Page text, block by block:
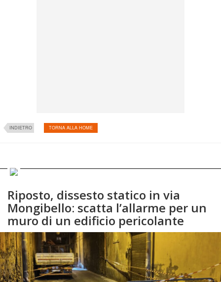
INDIETRO TORNA ALLA HOME
Riposto, dissesto statico in via
Mongibello: scatta l’allarme per un
muro di un edificio pericolante